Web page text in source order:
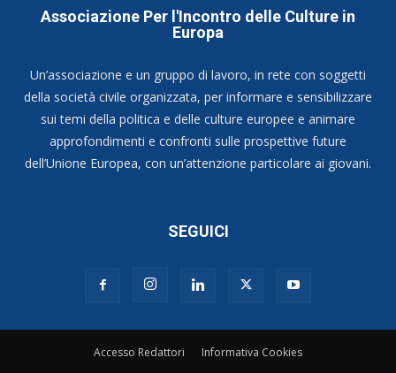
Associazione Per l'Incontro delle Culture in
Europa
Un’associazione e un gruppo di lavoro, in rete con soggetti
della società civile organizzata, per informare e sensibilizzare
sui temi della politica e delle culture europee e animare
approfondimenti e confronti sulle prospettive future
dell’Unione Europea, con un’attenzione particolare ai giovani.
SEGUICI
Accesso Redattori Informativa Cookies